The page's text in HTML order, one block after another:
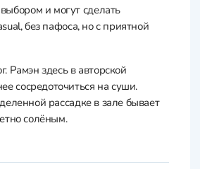
и могут сделать
без пафоса, но с приятной
Рамэн здесь в авторской
сосредоточиться на суши.
рассадке в зале бывает
солёным.